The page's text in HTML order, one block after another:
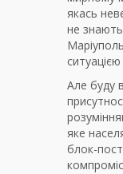
якась
не
Але буду
яке
блок-